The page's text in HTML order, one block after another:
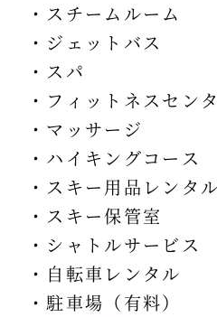
・スチームルーム
・ジェットバス
・スパ
・フィットネスセン
・マッサージ
・ハイキングコース
・スキー用品レンタル
・スキー保管室
・シャトルサービス
・自転車レンタル
・駐車場（有料）